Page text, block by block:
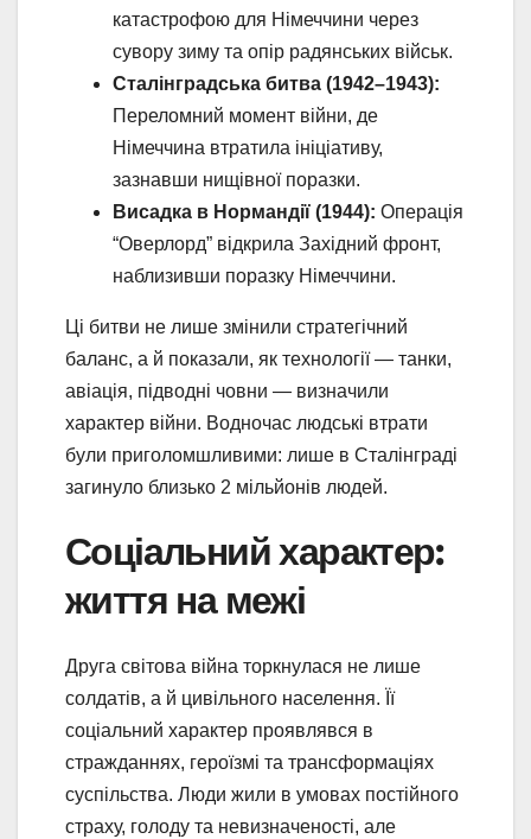
катастрофою для Німеччини через
сувору зиму та опір радянських військ.
Сталінградська битва (1942–1943):
Переломний момент війни, де
Німеччина втратила ініціативу,
зазнавши нищівної поразки.
Висадка в Нормандії (1944): Операція
“Оверлорд” відкрила Західний фронт,
наблизивши поразку Німеччини.
Ці битви не лише змінили стратегічний
баланс, а й показали, як технології — танки,
авіація, підводні човни — визначили
характер війни. Водночас людські втрати
були приголомшливими: лише в Сталінграді
загинуло близько 2 мільйонів людей.
Соціальний характер:
життя на межі
Друга світова війна торкнулася не лише
солдатів, а й цивільного населення. Її
соціальний характер проявлявся в
стражданнях, героїзмі та трансформаціях
суспільства. Люди жили в умовах постійного
страху, голоду та невизначеності, але